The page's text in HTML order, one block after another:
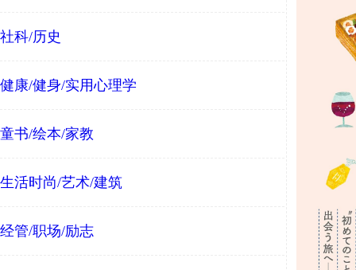
社科/历史
健康/健身/实用心理学
童书/绘本/家教
生活时尚/艺术/建筑
经管/职场/励志